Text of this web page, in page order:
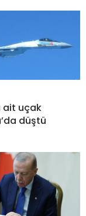
ait uçak
düştü